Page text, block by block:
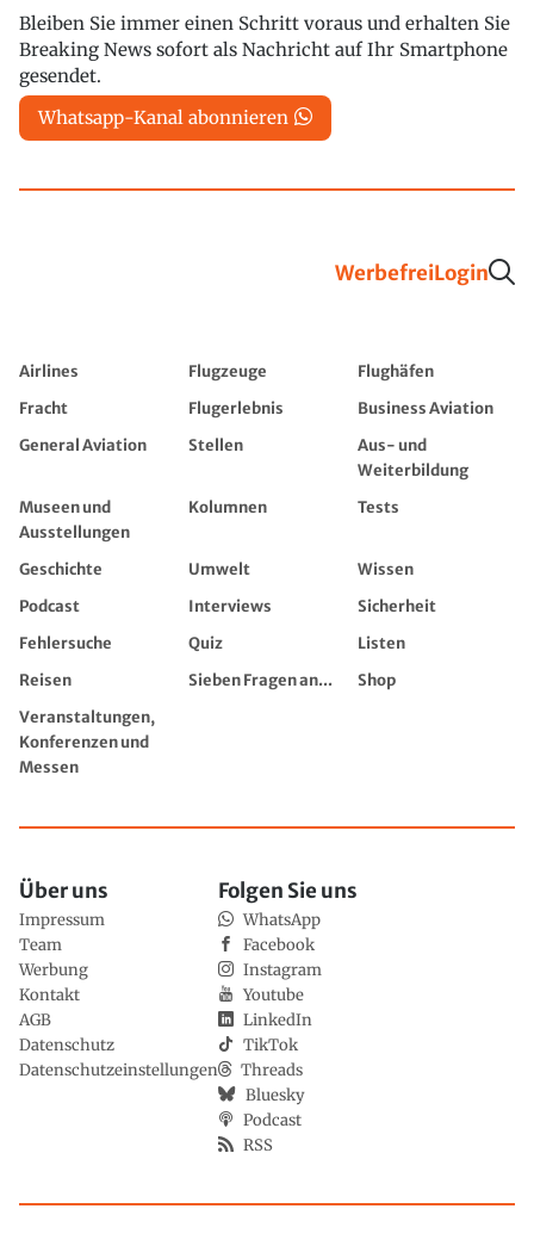
Bleiben Sie immer einen Schritt voraus und erhalten Sie
Breaking News sofort als Nachricht auf Ihr Smartphone
gesendet.
Whatsapp-Kanal abonnieren
WerbefreiLogin
Airlines Flugzeuge
Flughäfen
Fracht
Flugerlebnis
Business Aviation
General Aviation
Stellen
Aus- und
Weiterbildung
Museen und
Ausstellungen
Kolumnen Tests
Geschichte Umwelt
Wissen
Podcast
Interviews
Sicherheit
Fehlersuche
Quiz
Listen
Reisen
Sieben Fragen an...
Shop
Veranstaltungen,
Konferenzen und
Messen
Über uns
Impressum
Team
Werbung
Kontakt
AGB
Datenschutz
Datenschutzeinstellungen
Folgen Sie uns
WhatsApp
Facebook
Instagram
Youtube
LinkedIn
TikTok
Threads
Bluesky
Podcast
RSS